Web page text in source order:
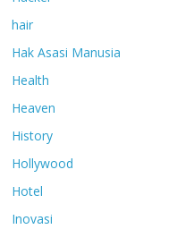
hair
Hak Asasi Manusia
Health
Heaven
History
Hollywood
Hotel
Inovasi